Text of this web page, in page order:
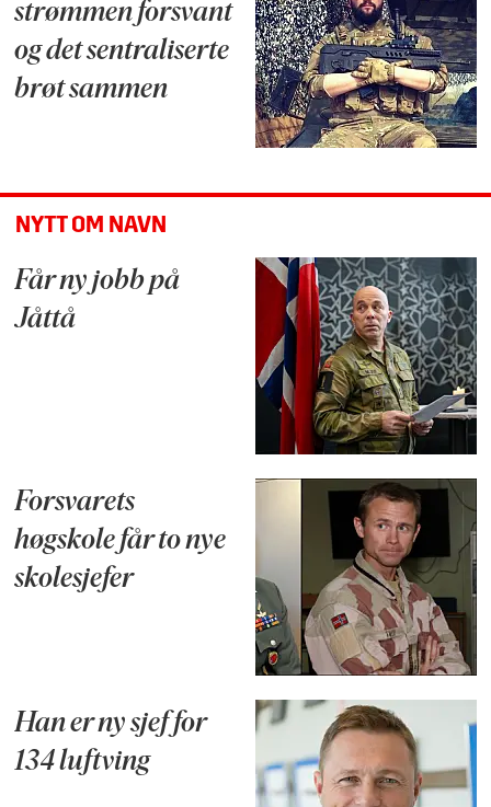
strømmen forsvant
og det sentraliserte
brøt sammen
NYTT OM NAVN
Får ny jobb på
Jåttå
Forsvarets
høgskole får to nye
skolesjefer
Han er ny sjef for
134 luftving